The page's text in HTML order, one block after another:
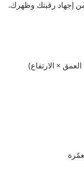
إجهاد رقبتك وظهرك.